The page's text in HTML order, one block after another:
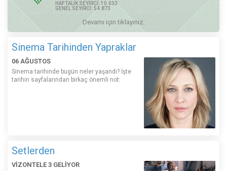
HAFTALIK SEYİRCİ: 10.033
GENEL SEYİRCİ: 54.873
Devamı için tıklayınız.
Sinema Tarihinden Yapraklar
06 AĞUSTOS
Sinema tarihinde bugün neler yaşandı? İşte
tarihin sayfalarından birkaç önemli not:
Setlerden
VİZONTELE 3 GELİYOR